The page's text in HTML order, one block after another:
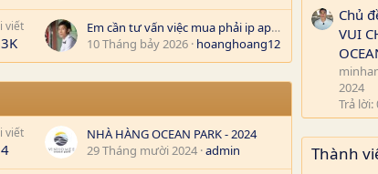
viết
Em cần tư vấn việc mua phải ip ap ẩn hay hàng "chôm"
10 Tháng bảy 2026 hoanghoang12
viết
4
NHÀ HÀNG OCEAN PARK - 2024
29 Tháng mười 2024 admin
Chủ
VUI
2024
Trả lời:
Thành